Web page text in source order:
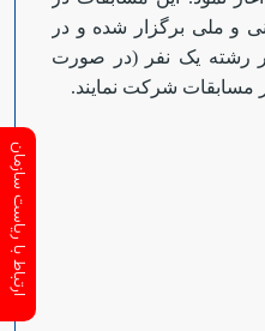
و ملی برگزار شده و در
رشته یک نفر (در صورت
شرکت نمایند.
ارتباط با ریاست سازمان